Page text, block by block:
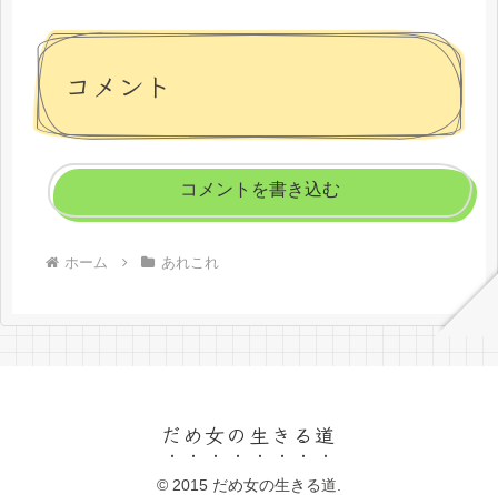
コメント
コメントを書き込む
ホーム あれこれ
だめ女の生きる道
© 2015 だめ女の生きる道.